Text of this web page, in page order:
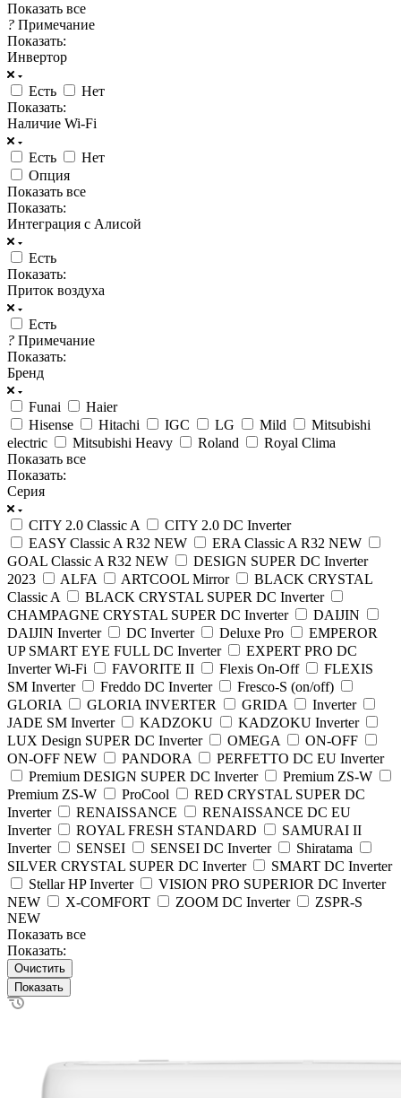
Показать все
? Примечание
Показать:
Инвертор
Есть
Нет
Показать:
Наличие Wi-Fi
Есть
Нет
Опция
Показать все
Показать:
Интеграция с Алисой
Есть
Показать:
Приток воздуха
Есть
? Примечание
Показать:
Бренд
Funai
Haier
Hisense
Hitachi IGC LG Mild
Mitsubishi
electric
Mitsubishi Heavy Roland
Royal Clima
Показать все
Показать:
Серия
CITY 2.0 Classic A
CITY 2.0 DC Inverter
EASY Classic A R32 NEW
ERA Classic A R32 NEW
GOAL Classic A R32 NEW
DESIGN SUPER DC Inverter
2023
ALFA ARTCOOL Mirror
BLACK CRYSTAL
Classic A
BLACK CRYSTAL SUPER DC Inverter
CHAMPAGNE CRYSTAL SUPER DC Inverter
DAIJIN
DAIJIN Inverter
DC Inverter Deluxe Pro
EMPEROR
UP SMART EYE FULL DC Inverter
EXPERT PRO DC
Inverter Wi-Fi
FAVORITE II Flexis On-Off
FLEXIS
SM Inverter
Freddo DC Inverter
Fresco-S (on/off)
GLORIA
GLORIA INVERTER GRIDA
Inverter
JADE SM Inverter
KADZOKU
KADZOKU Inverter
LUX Design SUPER DC Inverter
OMEGA
ON-OFF
ON-OFF NEW
PANDORA
PERFETTO DC EU Inverter
Premium DESIGN SUPER DC Inverter
Premium ZS-W
Premium ZS-W
ProCool
RED CRYSTAL SUPER DC
Inverter
RENAISSANCE
RENAISSANCE DC EU
Inverter
ROYAL FRESH STANDARD
SAMURAI II
Inverter
SENSEI SENSEI DC Inverter
Shiratama
SILVER CRYSTAL SUPER DC Inverter
SMART DC Inverter
Stellar HP Inverter
VISION PRO SUPERIOR DC Inverter
NEW
X-COMFORT ZOOM DC Inverter
ZSPR-S
NEW
Показать все
Показать:
Очистить